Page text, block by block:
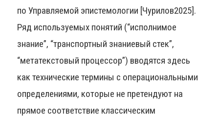
по Управляемой эпистемологии [Чурилов2025].
Ряд используемых понятий (“исполнимое
знание”, “транспортный знаниевый стек”,
“метатекстовый процессор”) вводятся здесь
как технические термины с операциональными
определениями, которые не претендуют на
прямое соответствие классическим